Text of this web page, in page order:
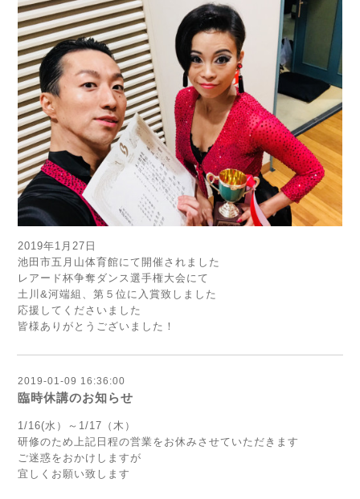
2019年1月27日
池田市五月山体育館にて開催されました
レアード杯争奪ダンス選手権大会にて
土川&河端組、第５位に入賞致しました
応援してくださいました
皆様ありがとうございました！
2019-01-09 16:36:00
臨時休講のお知らせ
1/16(水）～1/17（木）
研修のため上記日程の営業をお休みさせていただきます
ご迷惑をおかけしますが
宜しくお願い致します